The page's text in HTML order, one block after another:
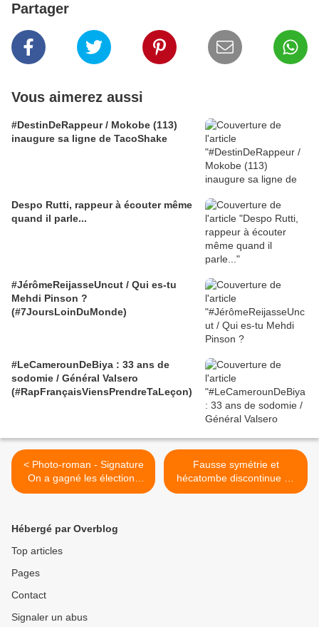
Partager
Vous aimerez aussi
#DestinDeRappeur / Mokobe (113)
inaugure sa ligne de TacoShake
Despo Rutti, rappeur à écouter même
quand il parle...
#JérômeReijasseUncut / Qui es-tu
Mehdi Pinson ?
(#7JoursLoinDuMonde)
#LeCamerounDeBiya : 33 ans de
sodomie / Général Valsero
(#RapFrançaisViensPrendreTaLeçon)
< Photo-roman - Signature
On a gagné les élections
mais on a perdu la guerre -
Fausse symétrie et
hécatombe discontinue 10
ans de violences en Côte
Hébergé par Overblog
Top articles
Pages
Contact
Signaler un abus